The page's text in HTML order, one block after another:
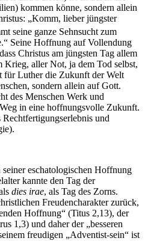
kommen könne, sondern allein
„Komm, lieber jüngster
seine ganze Sehnsucht zum
Seine Hoffnung auf Vollendung
Christus am jüngsten Tag allem
aller Not, ja dem Tod selbst,
für Luther die Zukunft der Welt
sondern allein auf Gott.
des Menschen Werk und
in eine hoffnungsvolle Zukunft.
und
eschatologischen Hoffnung
kannte den Tag der
dies irae, als Tag des Zorns.
Freudencharakter zurück,
Hoffnung“ (Titus 2,13), der
1,3) und daher der „besseren
freudigen „Adventist-sein“ ist